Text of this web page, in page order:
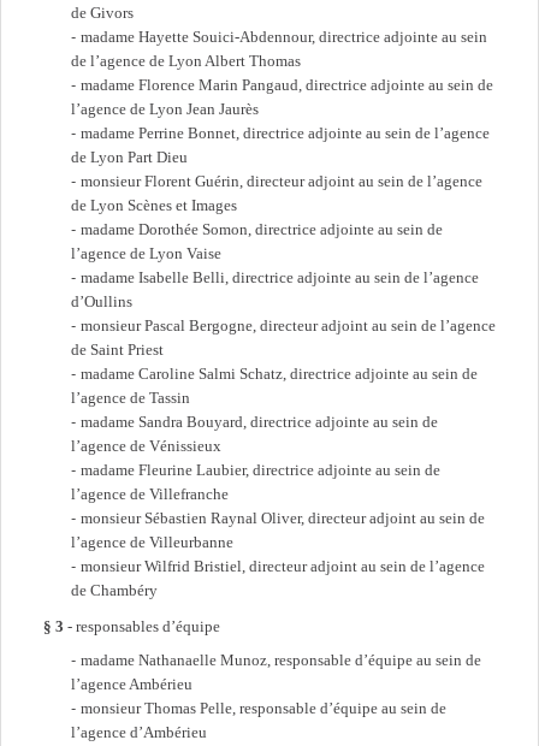
de Givors
madame Hayette Souici-Abdennour, directrice adjointe au sein
de l’agence de Lyon Albert Thomas
madame Florence Marin Pangaud, directrice adjointe au sein de
l’agence de Lyon Jean Jaurès
madame Perrine Bonnet, directrice adjointe au sein de l’agence
de Lyon Part Dieu
monsieur Florent Guérin, directeur adjoint au sein de l’agence
de Lyon Scènes et Images
madame Dorothée Somon, directrice adjointe au sein de
l’agence de Lyon Vaise
madame Isabelle Belli, directrice adjointe au sein de l’agence
d’Oullins
monsieur Pascal Bergogne, directeur adjoint au sein de l’agence
de Saint Priest
madame Caroline Salmi Schatz, directrice adjointe au sein de
l’agence de Tassin
madame Sandra Bouyard, directrice adjointe au sein de
l’agence de Vénissieux
madame Fleurine Laubier, directrice adjointe au sein de
l’agence de Villefranche
monsieur Sébastien Raynal Oliver, directeur adjoint au sein de
l’agence de Villeurbanne
monsieur Wilfrid Bristiel, directeur adjoint au sein de l’agence
de Chambéry
§ 3 - responsables d’équipe
madame Nathanaelle Munoz, responsable d’équipe au sein de
l’agence Ambérieu
monsieur Thomas Pelle, responsable d’équipe au sein de
l’agence d’Ambérieu